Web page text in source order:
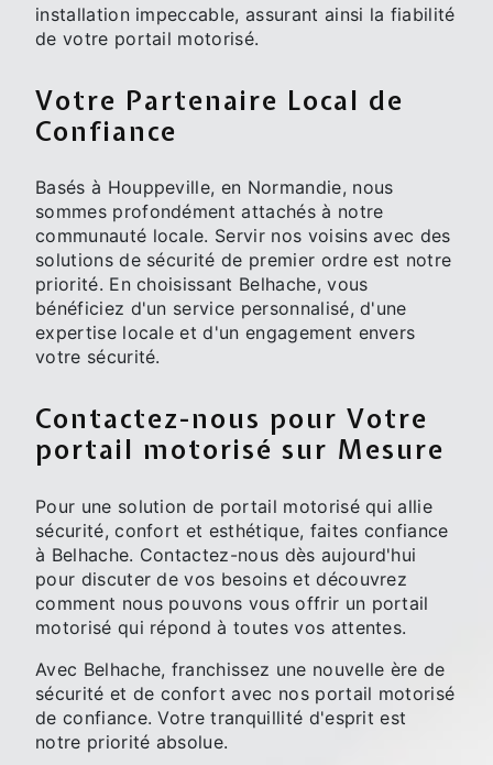
installation impeccable, assurant ainsi la fiabilité
de votre portail motorisé.
Votre Partenaire Local de
Confiance
Basés à Houppeville, en Normandie, nous
sommes profondément attachés à notre
communauté locale. Servir nos voisins avec des
solutions de sécurité de premier ordre est notre
priorité. En choisissant Belhache, vous
bénéficiez d'un service personnalisé, d'une
expertise locale et d'un engagement envers
votre sécurité.
Contactez-nous pour Votre
portail motorisé sur Mesure
Pour une solution de portail motorisé qui allie
sécurité, confort et esthétique, faites confiance
à Belhache. Contactez-nous dès aujourd'hui
pour discuter de vos besoins et découvrez
comment nous pouvons vous offrir un portail
motorisé qui répond à toutes vos attentes.
Avec Belhache, franchissez une nouvelle ère de
sécurité et de confort avec nos portail motorisé
de confiance. Votre tranquillité d'esprit est
notre priorité absolue.